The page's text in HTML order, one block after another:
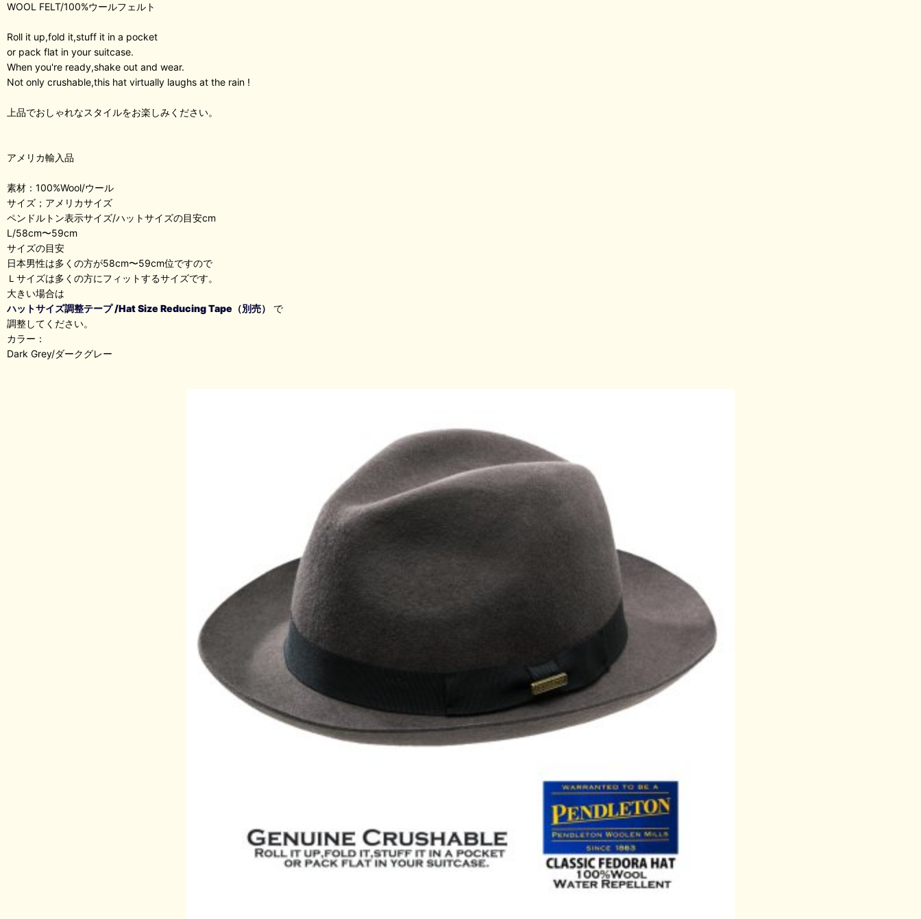
WOOL FELT/100%ウールフェルト
Roll it up,fold it,stuff it in a pocket
or pack flat in your suitcase.
When you're ready,shake out and wear.
Not only crushable,this hat virtually laughs at the rain !
上品でおしゃれなスタイルをお楽しみください。
アメリカ輸入品
素材：100%Wool/ウール
サイズ；アメリカサイズ
ペンドルトン表示サイズ/ハットサイズの目安cm
L/58cm〜59cm
サイズの目安
日本男性は多くの方が58cm〜59cm位ですので
Ｌサイズは多くの方にフィットするサイズです。
大きい場合は
ハットサイズ調整テープ /Hat Size Reducing Tape（別売）
で
調整してください。
カラー：
Dark Grey/ダークグレー